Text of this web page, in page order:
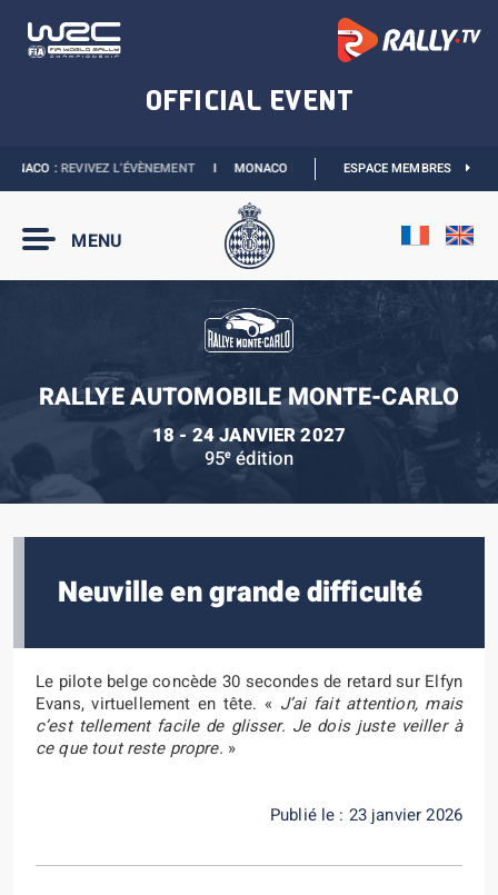
:REVIVEZ L’ÉVÈNEMENTIMONACO E-PRIX 2027 :NOUVELLES DATES
ESPACE MEMBRES
MENU
RALLYE AUTOMOBILE MONTE-CARLO
18 - 24 JANVIER 2027
95e édition
Neuville en grande difficulté
Le pilote belge concède 30 secondes de retard sur Elfyn
Evans, virtuellement en tête. « J’ai fait attention, mais
c’est tellement facile de glisser. Je dois juste veiller à
ce que tout reste propre. »
Publié le : 23 janvier 2026